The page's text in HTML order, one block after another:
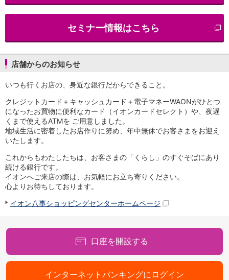
支払・入金TOP
AEON Pay
自動入金サービス
スマホ決済アプリ
サービス
相続・税務のご相談
電子マネーWAON
セキュリティ
インボイス
その他サービス
手数料
金利
キャンペーン
店舗・ATM
店舗
北海道
岩手県
宮城県
セミナー情報はこちら
店舗からのお知らせ
いつも行くお店の、身近な銀行だからできること。
クレジットカード＋キャッシュカード＋電子マネーWAONがひとつ
になったお買物に便利なカード（イオンカードセレクト）や、夜遅
くまで使えるATMを ご用意しました。
地域生活に密着したお店作りに努め、年中無休でお客さまをお迎え
いたします。
これからもわたしたちは、お客さまの「くらし」のすぐそばにあり
続ける銀行です。
イオンへご来店の際は、お気軽にお立ち寄りください。
心よりお待ちしております。
イオン八事ショッピングセンターホームページ
口座を開設する
インターネットバンキングにログイン